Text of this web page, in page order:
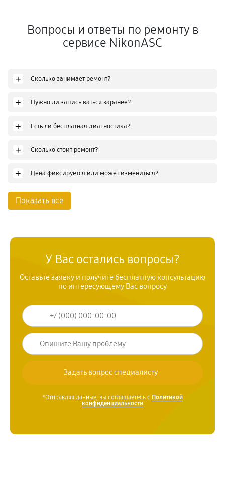
Вопросы и ответы по ремонту в
сервисе NikonASC
+ Сколько занимает ремонт?
+ Нужно ли записываться заранее?
+ Есть ли бесплатная диагностика?
+ Сколько стоит ремонт?
+ Цена фиксируется или может измениться?
Показать все
У Вас остались вопросы?
Оставьте заявку и получите бесплатную консультацию
по интересующему Вас вопросу
*Отправляя данные, вы соглашаетесь с Политикой
конфиденциальности